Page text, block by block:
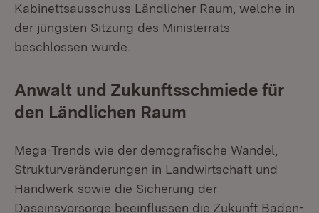
Kabinettsausschuss Ländlicher Raum, welche in
der jüngsten Sitzung des Ministerrats
beschlossen wurde.
Anwalt und Zukunftsschmiede für
den Ländlichen Raum
Mega-Trends wie der demografische Wandel,
Strukturveränderungen in Landwirtschaft und
Handwerk sowie die Sicherung der
Daseinsvorsorge beeinflussen die Zukunft Baden-